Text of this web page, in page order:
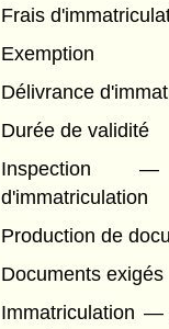
Frais
Exemption
Délivrance
Durée de validité
Inspection
d'immatriculation
Production de
Documents exigés
Immatriculation —